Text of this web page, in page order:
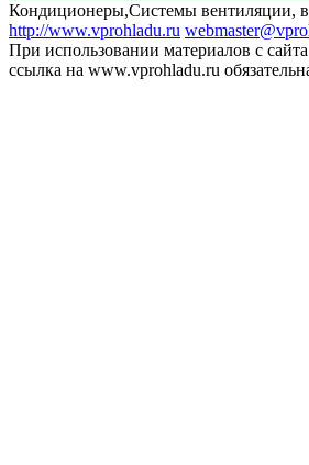
Кондиционеры,Системы вентиляции,
http://www.vprohladu.ru
При использовании материалов с сайта
ссылка на www.vprohladu.ru